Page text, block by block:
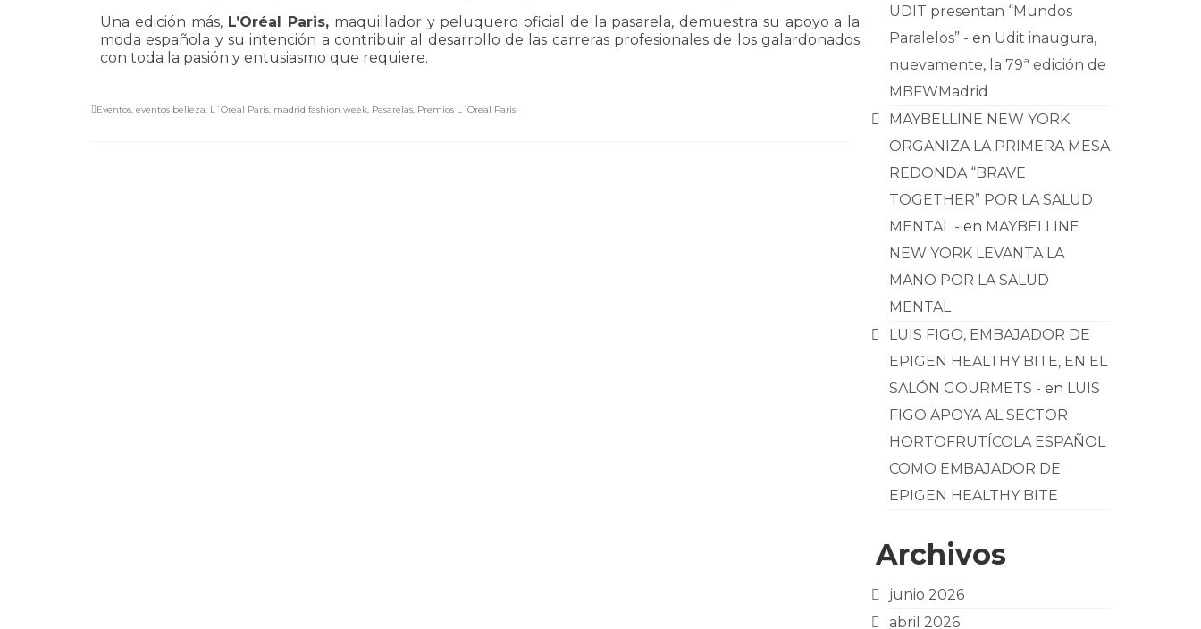
Una edición más,L’Oréal Paris, maquillador y peluquero oficial de la pasarela, demuestra su apoyo a la
moda española y su intención a contribuir al desarrollo de las carreras profesionales de los galardonados
con toda la pasión y entusiasmo que requiere.
Eventos, eventos belleza, L´Oreal Paris, madrid fashion week, Pasarelas, Premios L´Oreal Paris
UDIT presentan “Mundos
Paralelos” - en Udit inaugura,
nuevamente, la 79ª edición de
MBFWMadrid
MAYBELLINE NEW YORK
ORGANIZA LA PRIMERA MESA
REDONDA “BRAVE
TOGETHER” POR LA SALUD
MENTAL - en MAYBELLINE
NEW YORK LEVANTA LA
MANO POR LA SALUD
MENTAL
LUIS FIGO, EMBAJADOR DE
EPIGEN HEALTHY BITE, EN EL
SALÓN GOURMETS - en LUIS
FIGO APOYA AL SECTOR
HORTOFRUTÍCOLA ESPAÑOL
COMO EMBAJADOR DE
EPIGEN HEALTHY BITE
Archivos
junio 2026
abril 2026